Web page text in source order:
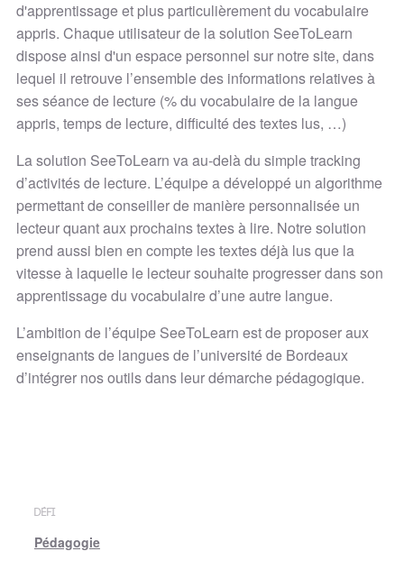
d'apprentissage et plus particulièrement du vocabulaire
appris. Chaque utilisateur de la solution SeeToLearn
dispose ainsi d'un espace personnel sur notre site, dans
lequel il retrouve l’ensemble des informations relatives à
ses séance de lecture (% du vocabulaire de la langue
appris, temps de lecture, difficulté des textes lus, …)
La solution SeeToLearn va au-delà du simple tracking
d’activités de lecture. L’équipe a développé un algorithme
permettant de conseiller de manière personnalisée un
lecteur quant aux prochains textes à lire. Notre solution
prend aussi bien en compte les textes déjà lus que la
vitesse à laquelle le lecteur souhaite progresser dans son
apprentissage du vocabulaire d’une autre langue.
L’ambition de l’équipe SeeToLearn est de proposer aux
enseignants de langues de l’université de Bordeaux
d’intégrer nos outils dans leur démarche pédagogique.
DÉFI
Pédagogie